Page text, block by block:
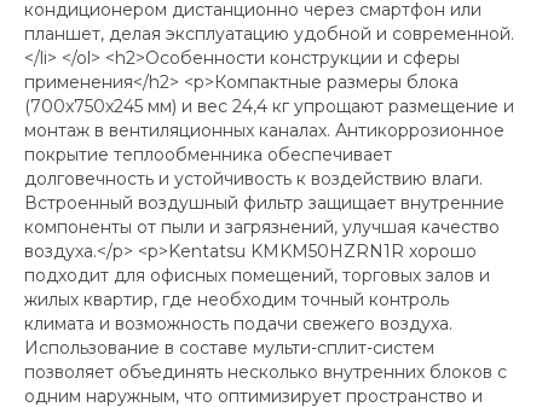
кондиционером дистанционно через смартфон или
планшет, делая эксплуатацию удобной и современной.
</li> </ol> <h2>Особенности конструкции и сферы
применения</h2> <p>Компактные размеры блока
(700x750x245 мм) и вес 24,4 кг упрощают размещение и
монтаж в вентиляционных каналах. Антикоррозионное
покрытие теплообменника обеспечивает
долговечность и устойчивость к воздействию влаги.
Встроенный воздушный фильтр защищает внутренние
компоненты от пыли и загрязнений, улучшая качество
воздуха.</p> <p>Kentatsu KMKM50HZRN1R хорошо
подходит для офисных помещений, торговых залов и
жилых квартир, где необходим точный контроль
климата и возможность подачи свежего воздуха.
Использование в составе мульти-сплит-систем
позволяет объединять несколько внутренних блоков с
одним наружным, что оптимизирует пространство и